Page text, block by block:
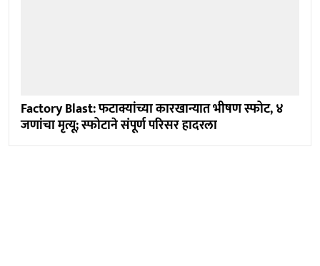
Factory Blast: फटाक्यांच्या कारखान्यात भीषण स्फोट, ४
जणांचा मृत्यू; स्फोटाने संपूर्ण परिसर हादरला